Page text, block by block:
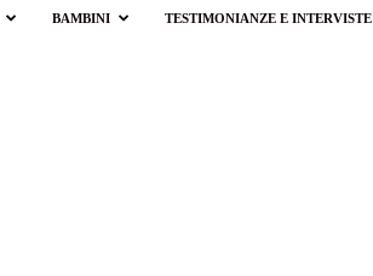
BAMBINI TESTIMONIANZE E INTERVISTE